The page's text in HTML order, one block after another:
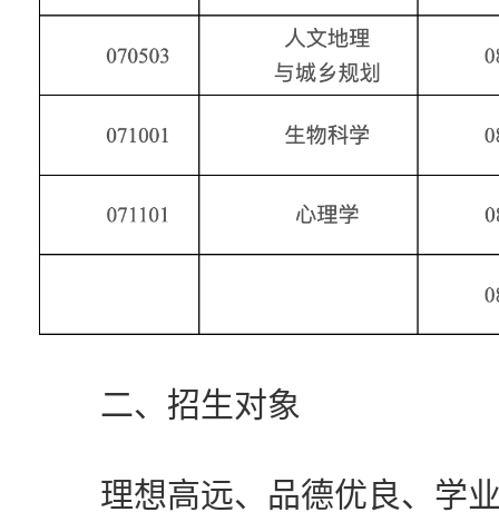
二、招生对象
理想高远、品德优良、学业